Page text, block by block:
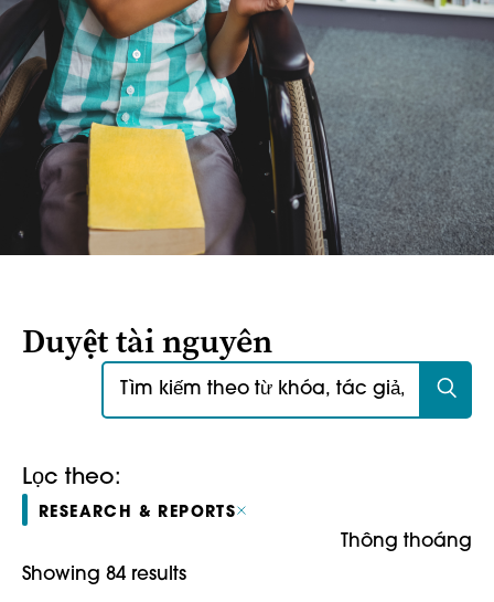
Duyệt tài nguyên
Tìm kiếm:
Lọc theo:
RESEARCH & REPORTS
Thông thoáng
Showing 84 results